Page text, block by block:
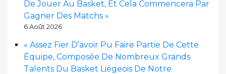
De Jouer Au Basket, Et Cela Commencera Par
Gagner Des Matchs »
6 Août 2026
« Assez Fier D’avoir Pu Faire Partie De Cette
Équipe, Composée De Nombreux Grands
Talents Du Basket Liégeois De Notre